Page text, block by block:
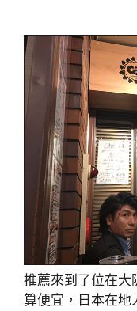
推薦來到了位在大
算便宜，日本在地